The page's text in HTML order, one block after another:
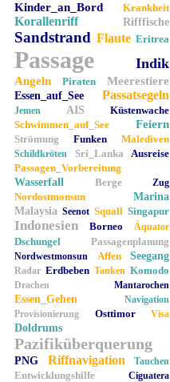
Kinder_an_Bord Krankheit
Korallenriff Rifffische
Sandstrand Flaute Eritrea
Passage Indik
Angeln Piraten Meerestiere
Essen_auf_See Passatsegeln
Jemen AIS
Küstenwache
Schwimmen_auf_See
Feiern
Strömung Funken Malediven
Schildkröten Sri_Lanka
Ausreise
Passagen_Vorbereitung
Wasserfall
Berge Zug
Nordostmonsun
Marina
Malaysia Seenot Squall Singapur
Indonesien Borneo Äquator
Dschungel Passagenplanung
Nordwestmonsun Affen Seegang
Radar Erdbeben Tanken Komodo
Drachen Mantarochen
Essen_Gehen
Navigation
Provisionierung
Osttimor Visa
Doldrums
Pazifiküberquerung
PNG Riffnavigation Tauchen
Entwicklungshilfe Ciguatera